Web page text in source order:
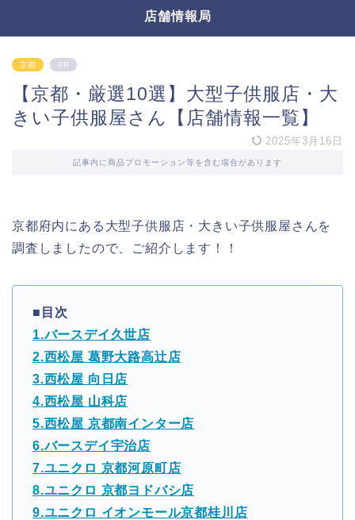
店舗情報局
京都 PR
【京都・厳選10選】大型子供服店・大
きい子供服屋さん【店舗情報一覧】
2025年3月16日
記事内に商品プロモーション等を含む場合があります
京都府内にある大型子供服店・大きい子供服屋さんを
調査しましたので、ご紹介します！！
■目次
1.バースデイ久世店
2.西松屋 葛野大路高辻店
3.西松屋 向日店
4.西松屋 山科店
5.西松屋 京都南インター店
6.バースデイ宇治店
7.ユニクロ 京都河原町店
8.ユニクロ 京都ヨドバシ店
9.ユニクロ イオンモール京都桂川店